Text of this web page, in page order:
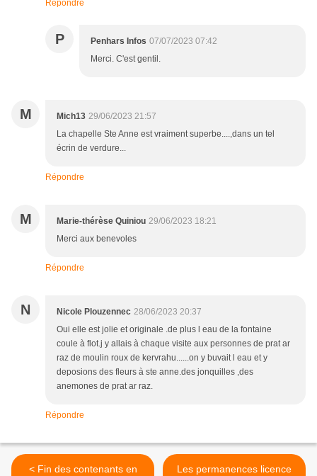
Répondre
P Penhars Infos 07/07/2023 07:42
Merci. C'est gentil.
M Mich13 29/06/2023 21:57
La chapelle Ste Anne est vraiment superbe....,dans un tel
écrin de verdure...
Répondre
M Marie-thérèse Quiniou 29/06/2023 18:21
Merci aux benevoles
Répondre
N Nicole Plouzennec 28/06/2023 20:37
Oui elle est jolie et originale .de plus l eau de la fontaine
coule à flot.j y allais à chaque visite aux personnes de prat ar
raz de moulin roux de kervrahu......on y buvait l eau et y
deposions des fleurs à ste anne.des jonquilles ,des
anemones de prat ar raz.
Répondre
< Fin des contenants en
Les permanences licence